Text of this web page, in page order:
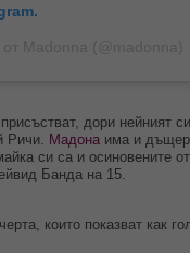
дори нейният
Ричи. Мадона има и
си са и осиновените
Банда на 15.
които показват как